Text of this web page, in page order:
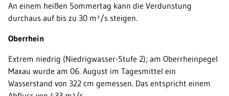
An einem heißen Sommertag kann die Verdunstung
durchaus auf bis zu 30 m³/s steigen.
Oberrhein
Extrem niedrig (Niedrigwasser-Stufe 2); am Oberrheinpegel
Maxau wurde am 06. August im Tagesmittel ein
Wasserstand von 322 cm gemessen. Das entspricht einem